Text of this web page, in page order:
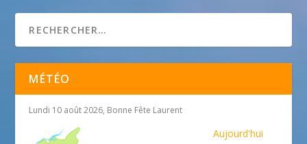
MÉTÉO
Lundi 10 août 2026, Bonne Fête Laurent
Aujourd'hui